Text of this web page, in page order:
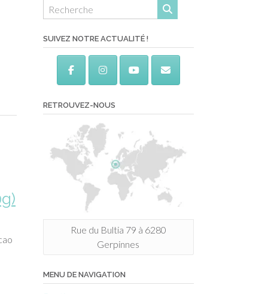
SUIVEZ NOTRE ACTUALITÉ !
RETROUVEZ-NOUS
Rue du Bultia 79 à 6280
Gerpinnes
MENU DE NAVIGATION